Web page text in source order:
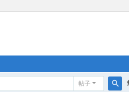
帖子